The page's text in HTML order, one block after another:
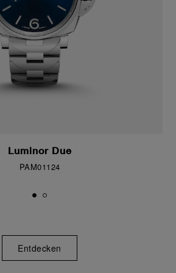
Luminor Due
PAM01124
Entdecken